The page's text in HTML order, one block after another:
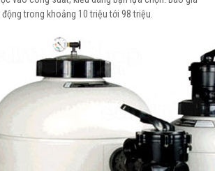
trong khoảng 10 triệu tới 98 triệu.